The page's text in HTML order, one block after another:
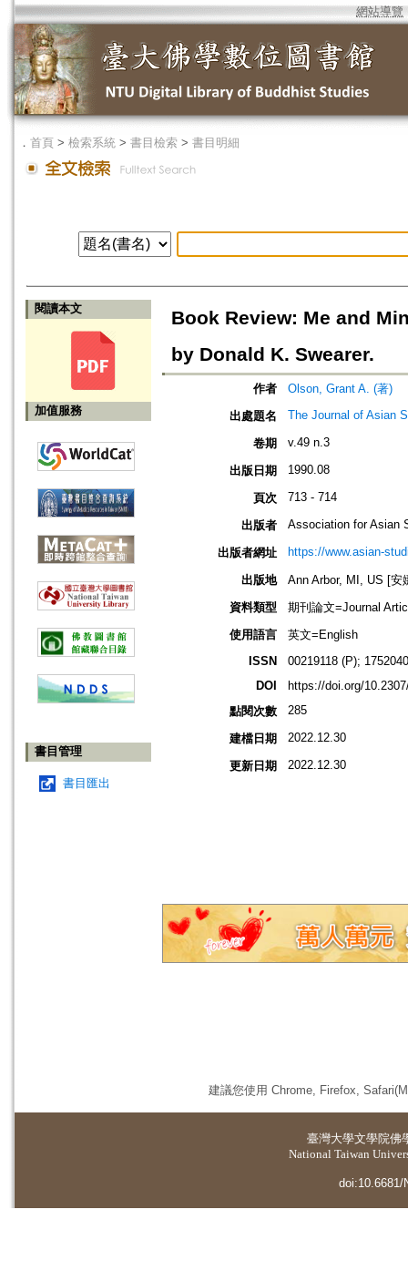
網站導覽
． 首頁 > 檢索系統 > 書目檢索 > 書目明細
閱讀本文
加值服務
書目管理
書目匯出
Book Review: Me and
by Donald K. Swearer.
作者
Olson, Grant A. (著)
出處題名
The Journal of Asian
卷期 v.49 n.3
出版日期 1990.08
頁次 713 - 714
出版者 Association for Asian
出版者網址 https://www.asian-
出版地
Ann Arbor, MI, US [安
資料類型
期刊論文=Journal
使用語言
英文=English
ISSN
00219118 (P);
DOI
https://doi.org/
點閱次數
285
建檔日期 2022.12.30
更新日期 2022.12.30
建議您使用 Chrome, Firefox,
臺灣大學文學院佛
National Taiwan
doi:10.6681/